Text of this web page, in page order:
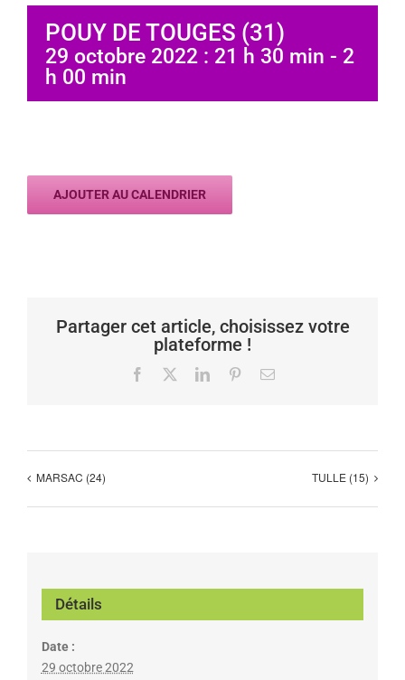
POUY DE TOUGES (31)
29 octobre 2022 : 21 h 30 min - 2
h 00 min
AJOUTER AU CALENDRIER
Partager cet article, choisissez votre
plateforme !
Facebook LinkedInPinterestEmail
MARSAC (24) TULLE (15)
Détails
Date :
29 octobre 2022